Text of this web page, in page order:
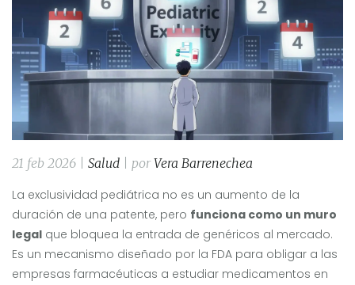
21 feb 2026 | Salud | porVera Barrenechea
La exclusividad pediátrica no es un aumento de la
duración de una patente, pero funciona como un muro
legal que bloquea la entrada de genéricos al mercado.
Es un mecanismo diseñado por la FDA para obligar a las
empresas farmacéuticas a estudiar medicamentos en